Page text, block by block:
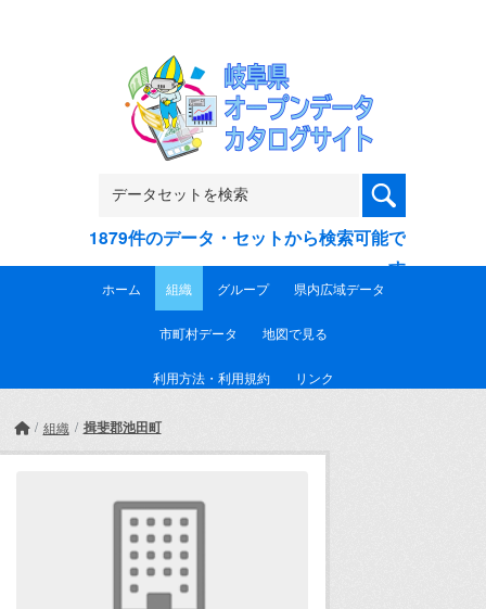
1879件のデータ・セットから検索可能で
す
ホーム 組織 グループ 県内広域データ
市町村データ 地図で見る
利用方法・利用規約 リンク
組織 揖斐郡池田町